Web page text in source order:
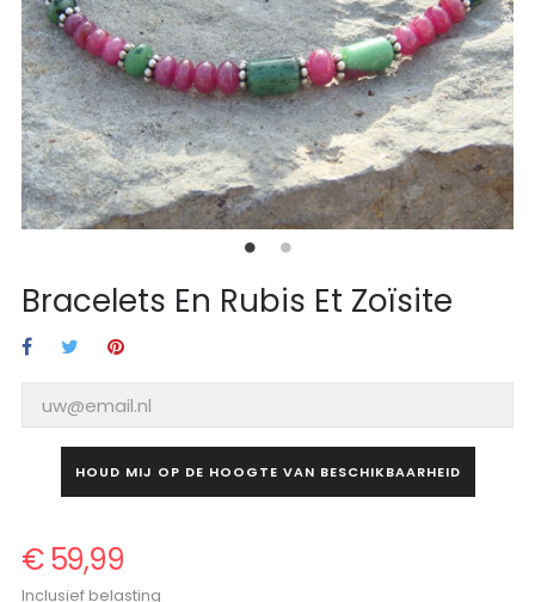
Bracelets En Rubis Et Zoïsite
HOUD MIJ OP DE HOOGTE VAN BESCHIKBAARHEID
€ 59,99
Inclusief belasting